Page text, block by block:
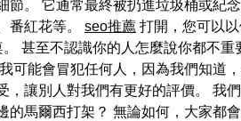
節。 它通常最終被扔進垃圾桶或紀
番紅花等。 seo推薦 打開，您可以
甚至不認識你的人怎麼說你都不
可能會冒犯任何人，因為我們知道
，讓別人對我們有更好的評價。 我
的馬爾西打架？ 無論如何，大家都